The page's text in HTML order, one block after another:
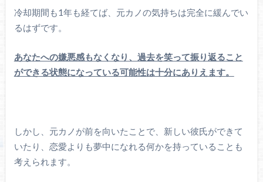
冷却期間も1年も経てば、元カノの気持ちは完全に緩んでい
るはずです。
あなたへの嫌悪感もなくなり、過去を笑って振り返ること
ができる状態になっている可能性は十分にありえます。
しかし、元カノが前を向いたことで、新しい彼氏ができて
いたり、恋愛よりも夢中になれる何かを持っていることも
考えられます。